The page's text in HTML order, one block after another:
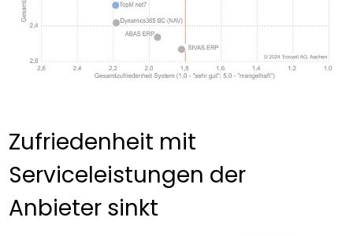
Zufriedenheit mit
Serviceleistungen der
Anbieter sinkt